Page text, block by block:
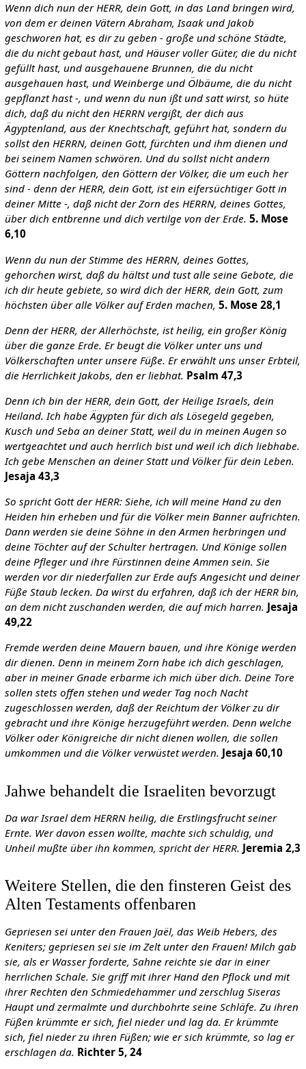
Wenn dich nun der HERR, dein Gott, in das Land bringen wird,
von dem er deinen Vätern Abraham, Isaak und Jakob
geschworen hat, es dir zu geben - große und schöne Städte,
die du nicht gebaut hast, und Häuser voller Güter, die du nicht
gefüllt hast, und ausgehauene Brunnen, die du nicht
ausgehauen hast, und Weinberge und Ölbäume, die du nicht
gepflanzt hast -, und wenn du nun ißt und satt wirst, so hüte
dich, daß du nicht den HERRN vergißt, der dich aus
Ägyptenland, aus der Knechtschaft, geführt hat, sondern du
sollst den HERRN, deinen Gott, fürchten und ihm dienen und
bei seinem Namen schwören. Und du sollst nicht andern
Göttern nachfolgen, den Göttern der Völker, die um euch her
sind - denn der HERR, dein Gott, ist ein eifersüchtiger Gott in
deiner Mitte -, daß nicht der Zorn des HERRN, deines Gottes,
über dich entbrenne und dich vertilge von der Erde. 5. Mose
6,10
Wenn du nun der Stimme des HERRN, deines Gottes,
gehorchen wirst, daß du hältst und tust alle seine Gebote, die
ich dir heute gebiete, so wird dich der HERR, dein Gott, zum
höchsten über alle Völker auf Erden machen, 5. Mose 28,1
Denn der HERR, der Allerhöchste, ist heilig, ein großer König
über die ganze Erde. Er beugt die Völker unter uns und
Völkerschaften unter unsere Füße. Er erwählt uns unser Erbteil,
die Herrlichkeit Jakobs, den er liebhat. Psalm 47,3
Denn ich bin der HERR, dein Gott, der Heilige Israels, dein
Heiland. Ich habe Ägypten für dich als Lösegeld gegeben,
Kusch und Seba an deiner Statt, weil du in meinen Augen so
wertgeachtet und auch herrlich bist und weil ich dich liebhabe.
Ich gebe Menschen an deiner Statt und Völker für dein Leben.
Jesaja 43,3
So spricht Gott der HERR: Siehe, ich will meine Hand zu den
Heiden hin erheben und für die Völker mein Banner aufrichten.
Dann werden sie deine Söhne in den Armen herbringen und
deine Töchter auf der Schulter hertragen. Und Könige sollen
deine Pfleger und ihre Fürstinnen deine Ammen sein. Sie
werden vor dir niederfallen zur Erde aufs Angesicht und deiner
Füße Staub lecken. Da wirst du erfahren, daß ich der HERR bin,
an dem nicht zuschanden werden, die auf mich harren. Jesaja
49,22
Fremde werden deine Mauern bauen, und ihre Könige werden
dir dienen. Denn in meinem Zorn habe ich dich geschlagen,
aber in meiner Gnade erbarme ich mich über dich. Deine Tore
sollen stets offen stehen und weder Tag noch Nacht
zugeschlossen werden, daß der Reichtum der Völker zu dir
gebracht und ihre Könige herzugeführt werden. Denn welche
Völker oder Königreiche dir nicht dienen wollen, die sollen
umkommen und die Völker verwüstet werden. Jesaja 60,10
Jahwe behandelt die Israeliten bevorzugt
Da war Israel dem HERRN heilig, die Erstlingsfrucht seiner
Ernte. Wer davon essen wollte, machte sich schuldig, und
Unheil mußte über ihn kommen, spricht der HERR. Jeremia 2,3
Weitere Stellen, die den finsteren Geist des
Alten Testaments offenbaren
Gepriesen sei unter den Frauen Jaël, das Weib Hebers, des
Keniters; gepriesen sei sie im Zelt unter den Frauen! Milch gab
sie, als er Wasser forderte, Sahne reichte sie dar in einer
herrlichen Schale. Sie griff mit ihrer Hand den Pflock und mit
ihrer Rechten den Schmiedehammer und zerschlug Siseras
Haupt und zermalmte und durchbohrte seine Schläfe. Zu ihren
Füßen krümmte er sich, fiel nieder und lag da. Er krümmte
sich, fiel nieder zu ihren Füßen; wie er sich krümmte, so lag er
erschlagen da. Richter 5, 24